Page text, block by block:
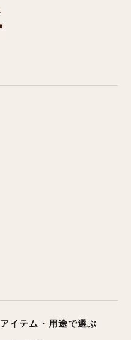
アイテム・用途で選ぶ